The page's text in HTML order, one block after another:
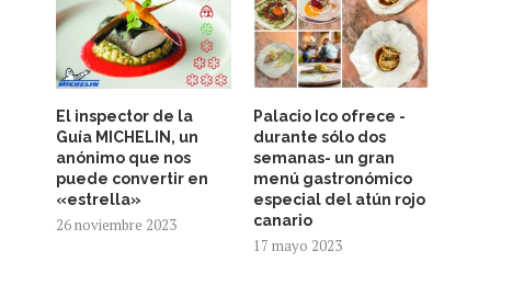
El inspector de la
Guía MICHELIN, un
anónimo que nos
puede convertir en
«estrella»
26 noviembre 2023
Palacio Ico ofrece -
durante sólo dos
semanas- un gran
menú gastronómico
especial del atún rojo
canario
17 mayo 2023